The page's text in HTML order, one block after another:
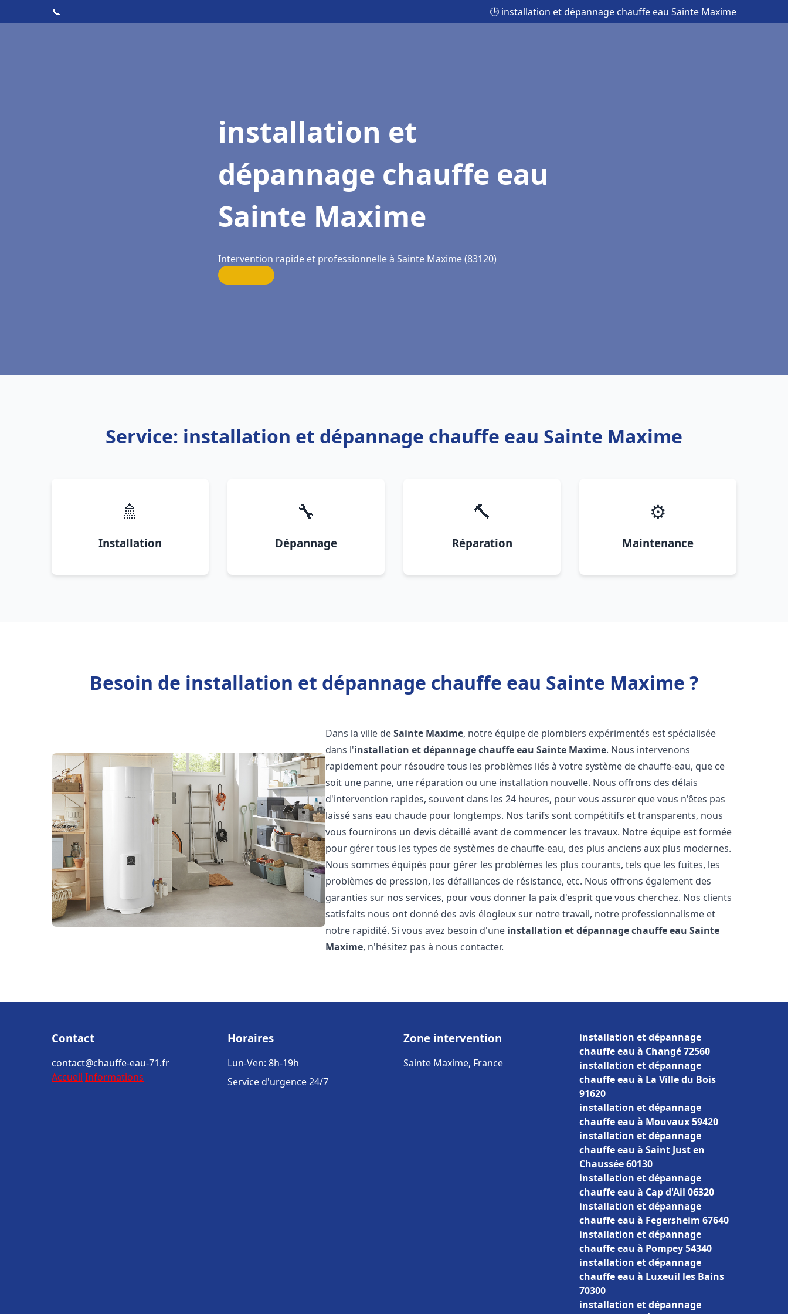
📞 🕒 installation et dépannage chauffe eau Sainte Maxime
installation et
dépannage chauffe eau
Sainte Maxime
Intervention rapide et professionnelle à Sainte Maxime (83120)
Service: installation et dépannage chauffe eau Sainte Maxime
🚿
Installation
🔧
Dépannage
🔨
Réparation
⚙️
Maintenance
Besoin de installation et dépannage chauffe eau Sainte Maxime ?
Dans la ville deSainte Maxime, notre équipe de plombiers expérimentés est spécialisée
dans l'installation et dépannage chauffe eau Sainte Maxime. Nous intervenons
rapidement pour résoudre tous les problèmes liés à votre système de chauffe-eau, que ce
soit une panne, une réparation ou une installation nouvelle. Nous offrons des délais
d'intervention rapides, souvent dans les 24 heures, pour vous assurer que vous n'êtes pas
laissé sans eau chaude pour longtemps. Nos tarifs sont compétitifs et transparents, nous
vous fournirons un devis détaillé avant de commencer les travaux. Notre équipe est formée
pour gérer tous les types de systèmes de chauffe-eau, des plus anciens aux plus modernes.
Nous sommes équipés pour gérer les problèmes les plus courants, tels que les fuites, les
problèmes de pression, les défaillances de résistance, etc. Nous offrons également des
garanties sur nos services, pour vous donner la paix d'esprit que vous cherchez. Nos clients
satisfaits nous ont donné des avis élogieux sur notre travail, notre professionnalisme et
notre rapidité. Si vous avez besoin d'une installation et dépannage chauffe eau Sainte
Maxime, n'hésitez pas à nous contacter.
Contact
contact@chauffe-eau-71.fr
Accueil Informations
Horaires
Lun-Ven: 8h-19h
Service d'urgence 24/7
Zone intervention
Sainte Maxime, France
installation et dépannage
chauffe eau à Changé 72560
installation et dépannage
chauffe eau à La Ville du Bois
91620
installation et dépannage
chauffe eau à Mouvaux 59420
installation et dépannage
chauffe eau à Saint Just en
Chaussée 60130
installation et dépannage
chauffe eau à Cap d'Ail 06320
installation et dépannage
chauffe eau à Fegersheim 67640
installation et dépannage
chauffe eau à Pompey 54340
installation et dépannage
chauffe eau à Luxeuil les Bains
70300
installation et dépannage